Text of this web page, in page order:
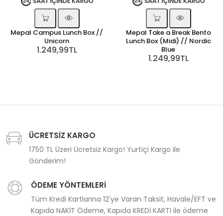
Mepal Campus Lunch Box //
Unicorn
1.249,99TL
Mepal Take a Break Bento
Lunch Box (Midi) // Nordic
Blue
1.249,99TL
ÜCRETSİZ KARGO
1750 TL Üzeri Ücretsiz Kargo! Yurtiçi Kargo ile
Gönderim!
ÖDEME YÖNTEMLERİ
Tüm Kredi Kartlarına 12'ye Varan Taksit, Havale/EFT ve
Kapıda NAKİT Ödeme, Kapıda KREDİ KARTI ile ödeme